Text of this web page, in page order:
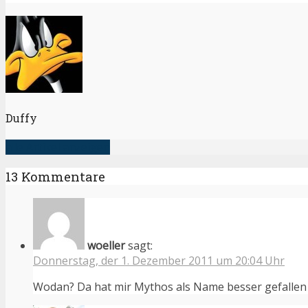
Duffy
13 Kommentare
woellersagt:
Donnerstag, der 1. Dezember 2011 um 20:04 Uhr
Wodan? Da hat mir Mythos als Name besser